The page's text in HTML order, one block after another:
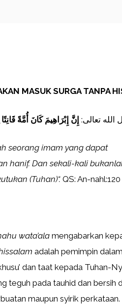
MASUK SURGA TANPA
الله تعالى: إِنَّ إِبْرَاهِيمَ كَانَ أُمَّةً
seorang imam yang dapat
hanif. Dan sekali-kali
(Tuhan)“. QS: An-nahl:120
wata’ala mengabarkan
adalah pemimpin dalam
dan taat kepada Tuhan-
teguh pada tauhid dan bersih
maupun syirik perkataan.